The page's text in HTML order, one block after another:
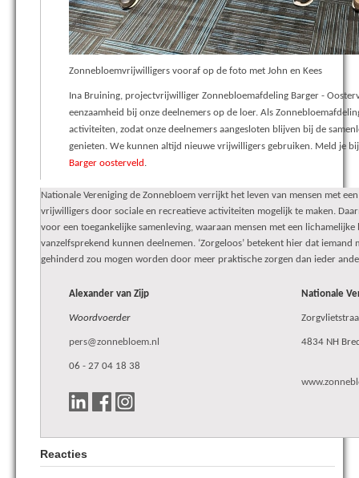
Zonnebloemvrijwilligers vooraf op de foto met John en Kees
Ina Bruining, projectvrijwilliger Zonnebloemafdeling Barger -
eenzaamheid bij onze deelnemers op de loer. Als
activiteiten, zodat onze deelnemers aangesloten blijven bij de
genieten. We kunnen altijd nieuwe vrijwilligers gebruiken. Meld je
Barger oosterveld .
Nationale Vereniging de Zonnebloem verrijkt het leven van mensen met
vrijwilligers door sociale en recreatieve activiteiten mogelijk te maken.
voor een toegankelijke samenleving, waaraan mensen met een
vanzelfsprekend kunnen deelnemen. ‘Zorgeloos’ betekent hier dat
gehinderd zou mogen worden door meer praktische zorgen dan ieder
Alexander van Zijp
Woordvoerder
pers@zonnebloem.nl
06 - 27 04 18 38
Nationale
4834 NH
Reacties